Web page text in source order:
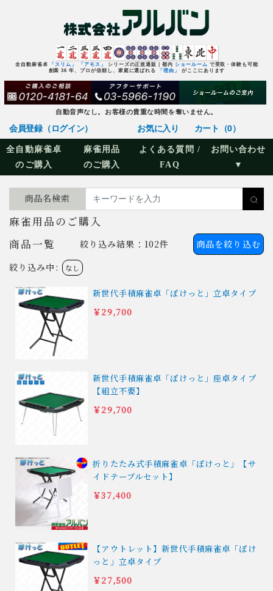
全自動麻雀卓 「スリム」 「アモス」 シリーズの正規通販｜都内 ショールーム で受取・体験も可能
創業 36 年、プロが信頼し、家庭に選ばれる 「理由」 がここにあります
自動音声なし。お客様の貴重な時間を奪いません。
会員登録（ログイン） お気に入り カート（0）
全自動麻雀卓
のご購入
麻雀用品
のご購入
よくある質問 /
FAQ
お問い合わせ
▼
商品名検索
麻雀用品のご購入
商品一覧
絞り込み結果：102件
商品を絞り込む
絞り込み中:
なし
新世代手積麻雀卓「ぽけっと」立卓タイプ
￥29,700
新世代手積麻雀卓「ぽけっと」座卓タイプ
【組立不要】
￥29,700
折りたたみ式手積麻雀卓「ぽけっと」【サ
イドテーブルセット】
￥37,400
【アウトレット】新世代手積麻雀卓「ぽけ
っと」立卓タイプ
￥27,500